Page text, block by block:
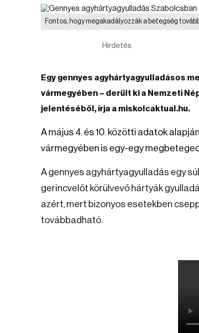
Fontos, hogy megakadályozzák a betegség
Hirdetés
Egy gennyes agyhártyagyulladásos
vármegyében – derült ki a Nemzeti
jelentéséből, írja a miskolcaktual.hu.
A május 4. és 10. közötti adatok
vármegyében is egy-egy
A gennyes agyhártyagyulladás egy
gerincvelőt körülvevő hártyák
azért, mert bizonyos esetekben
továbbadható.